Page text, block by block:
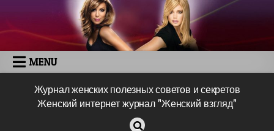
MENU
Журнал женских полезных советов и секретов
Женский интернет журнал "Женский взгляд"